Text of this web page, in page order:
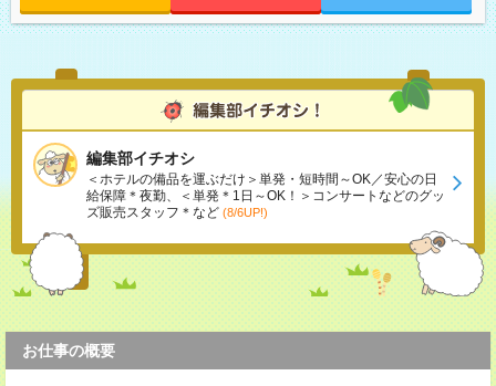
編集部イチオシ
＜ホテルの備品を運ぶだけ＞単発・短時間～OK／安心の日
給保障＊夜勤、＜単発＊1日～OK！＞コンサートなどのグッ
ズ販売スタッフ＊など (8/6UP!)
お仕事の概要